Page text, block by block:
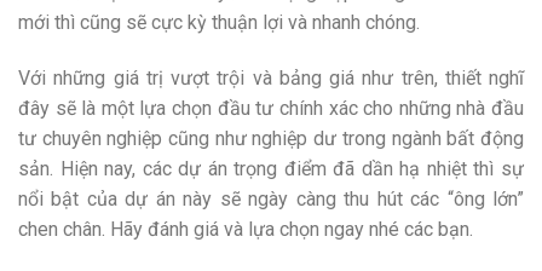
mới thì cũng sẽ cực kỳ thuận lợi và nhanh chóng.
Với những giá trị vượt trội và bảng giá như trên, thiết nghĩ
đây sẽ là một lựa chọn đầu tư chính xác cho những nhà đầu
tư chuyên nghiệp cũng như nghiệp dư trong ngành bất động
sản. Hiện nay, các dự án trọng điểm đã dần hạ nhiệt thì sự
nổi bật của dự án này sẽ ngày càng thu hút các “ông lớn”
chen chân. Hãy đánh giá và lựa chọn ngay nhé các bạn.